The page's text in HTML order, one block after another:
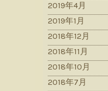
2019年4月
2019年1月
2018年12月
2018年11月
2018年10月
2018年7月